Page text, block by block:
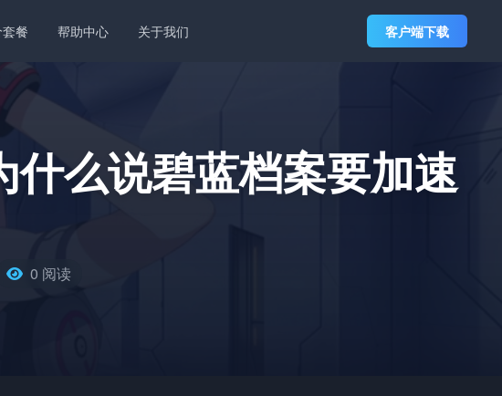
餐 帮助中心 关于我们 客户端下载
么说碧蓝档案要加速
0 阅读